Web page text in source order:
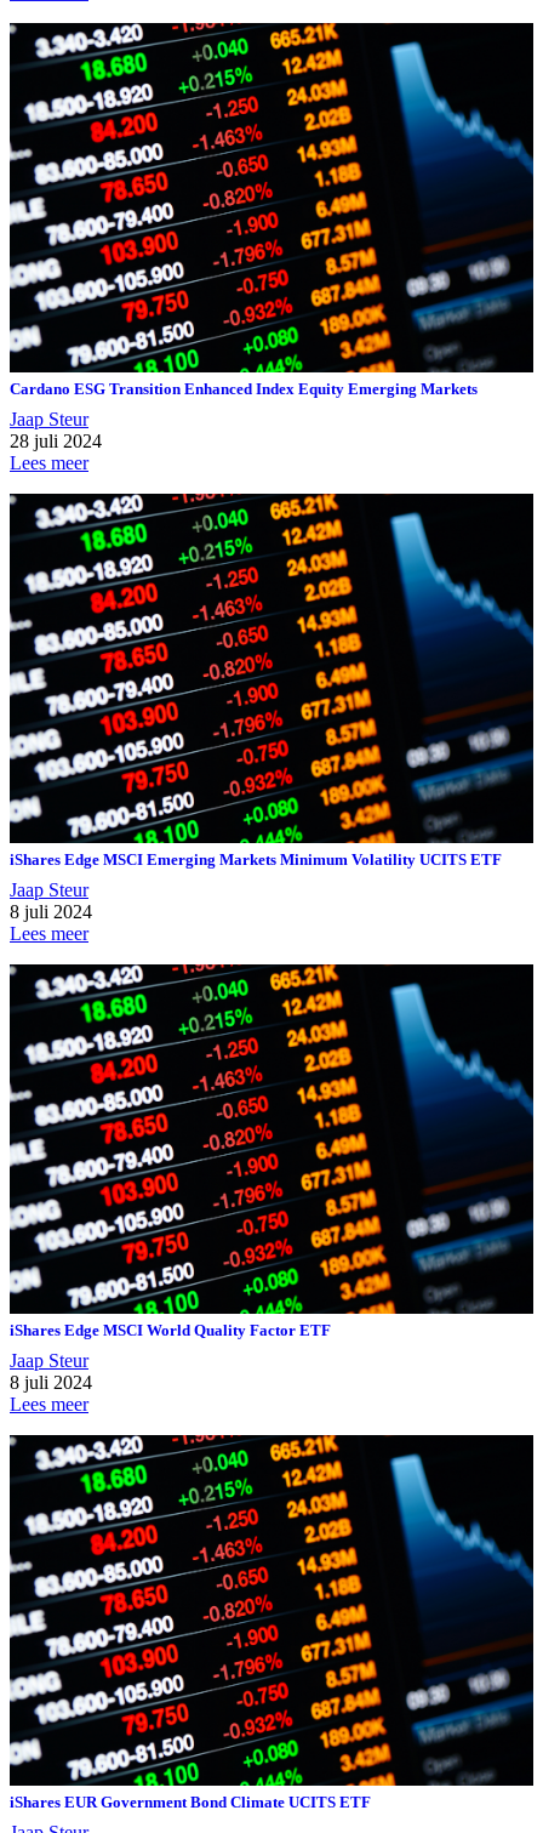
Cardano ESG Transition Enhanced Index Equity Emerging Markets
Jaap Steur
28 juli 2024
Lees meer
iShares Edge MSCI Emerging Markets Minimum Volatility UCITS ETF
Jaap Steur
8 juli 2024
Lees meer
iShares Edge MSCI World Quality Factor ETF
Jaap Steur
8 juli 2024
Lees meer
iShares EUR Government Bond Climate UCITS ETF